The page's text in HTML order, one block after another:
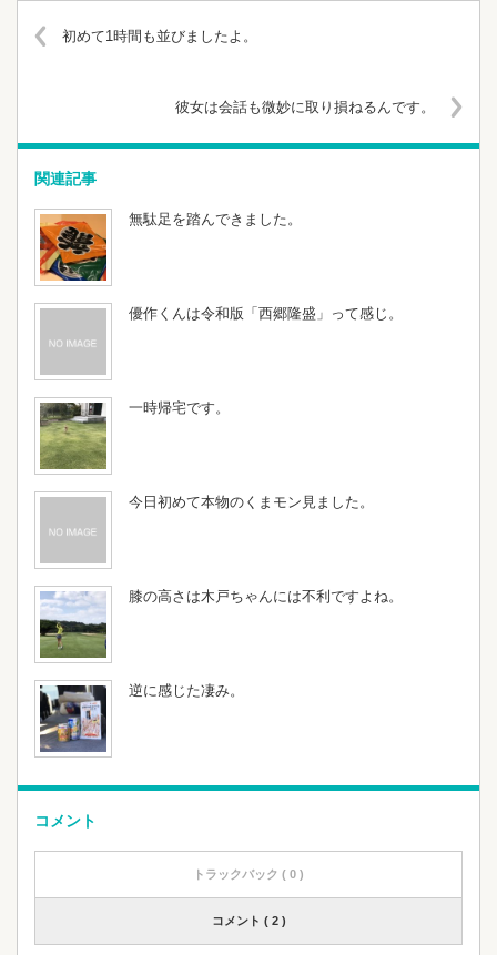
初めて1時間も並びましたよ。
彼女は会話も微妙に取り損ねるんです。
関連記事
無駄足を踏んできました。
優作くんは令和版「西郷隆盛」って感じ。
一時帰宅です。
今日初めて本物のくまモン見ました。
膝の高さは木戸ちゃんには不利ですよね。
逆に感じた凄み。
コメント
トラックバック ( 0 )
コメント ( 2 )